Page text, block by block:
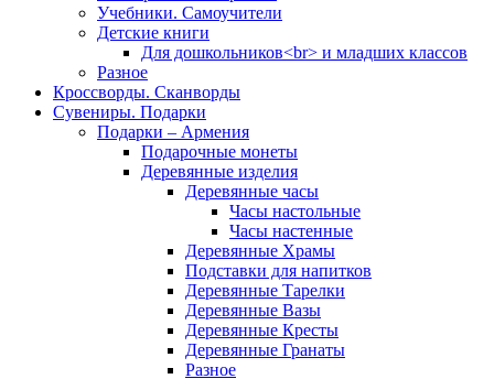
Учебники. Самоучители
Детские книги
Для дошкольников<br> и младших классов
Разное
Кроссворды. Сканворды
Сувениры. Подарки
Подарки – Армения
Подарочные монеты
Деревянные изделия
Деревянные часы
Часы настольные
Часы настенные
Деревянные Храмы
Подставки для напитков
Деревянные Тарелки
Деревянные Вазы
Деревянные Кресты
Деревянные Гранаты
Разное